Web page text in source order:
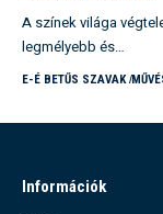
A színek világa
legmélyebb és…
E-É BETŰS SZAVAK
Információk